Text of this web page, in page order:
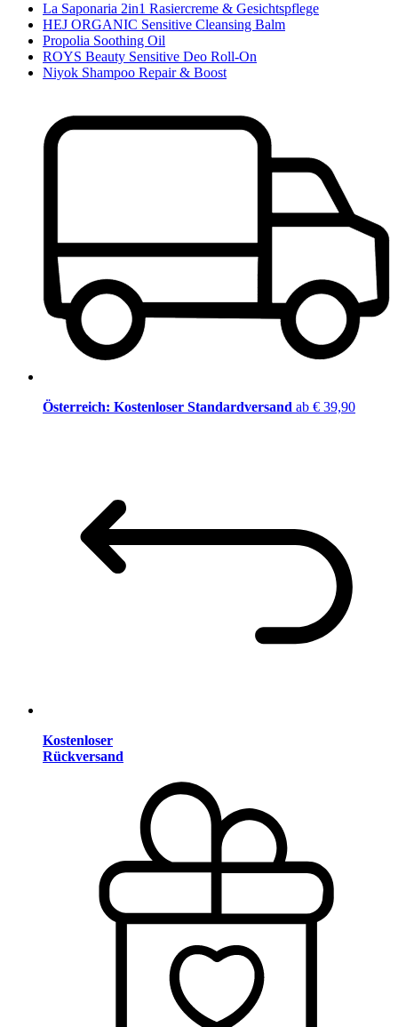
La Saponaria 2in1 Rasiercreme & Gesichtspflege
HEJ ORGANIC Sensitive Cleansing Balm
Propolia Soothing Oil
ROYS Beauty Sensitive Deo Roll-On
Niyok Shampoo Repair & Boost
Österreich: Kostenloser Standardversand ab € 39,90
Kostenloser
Rückversand